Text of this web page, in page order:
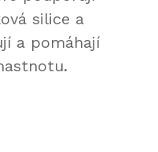
silice a
a pomáhají